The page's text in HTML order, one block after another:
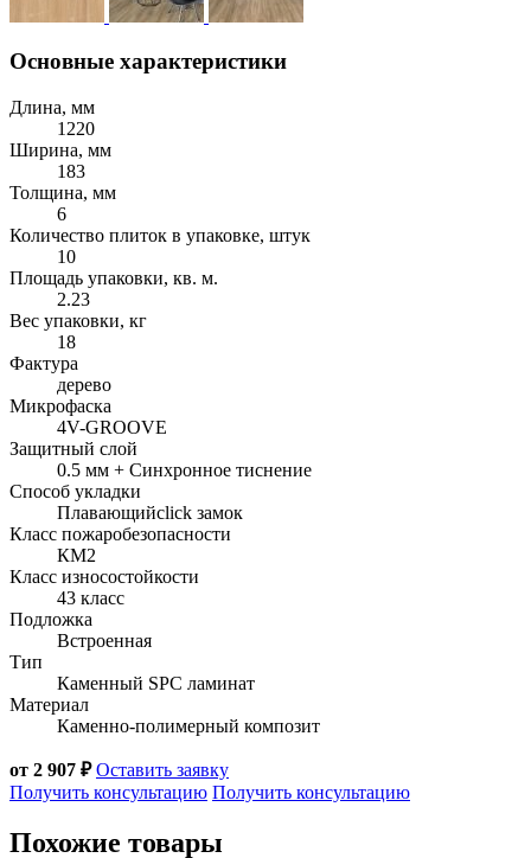
Основные характеристики
Длина, мм
1220
Ширина, мм
183
Толщина, мм
6
Количество плиток в упаковке, штук
10
Площадь упаковки, кв. м.
2.23
Вес упаковки, кг
18
Фактура
дерево
Микрофаска
4V-GROOVE
Защитный слой
0.5 мм + Cинхронное тиснение
Способ укладки
Плавающийclick замок
Класс пожаробезопасности
КМ2
Класс износостойкости
43 класс
Подложка
Встроенная
Тип
Каменный SPC ламинат
Материал
Каменно-полимерный композит
от 2 907 ₽Оставить заявку
Получить консультацию Получить консультацию
Похожие товары